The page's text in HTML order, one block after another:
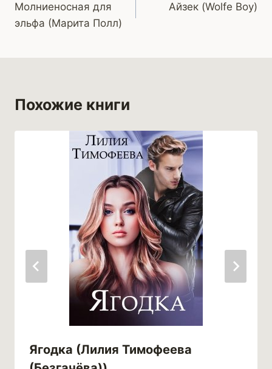
по
записям
Молниеносная для
эльфа (Марита Полл)
Айзек (Wolfe Boy)
Похожие книги
Ягодка (Лилия Тимофеева